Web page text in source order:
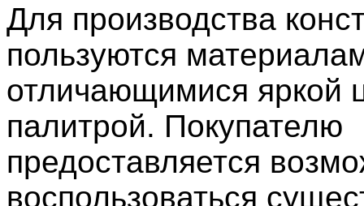
Для производства
пользуются
отличающимися яркой
палитрой. Покупателю
предоставляется
воспользоваться